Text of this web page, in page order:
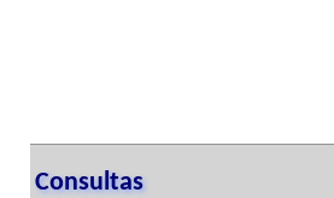
Consultas